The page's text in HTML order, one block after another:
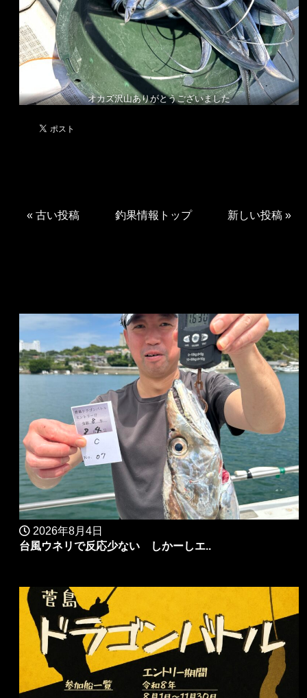
オカズ沢山ありがとうございました
«古い投稿 釣果情報トップ 新しい投稿 »
2026年8月4日
台風ウネリで反応少ない しかーしエ..